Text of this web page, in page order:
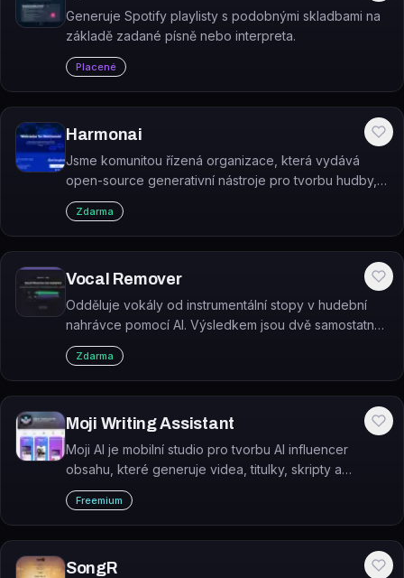
Generuje Spotify playlisty s podobnými skladbami na
základě zadané písně nebo interpreta.
Placené
Harmonai
Jsme komunitou řízená organizace, která vydává
open-source generativní nástroje pro tvorbu hudby,
aby byla pro všechny přístupnější a zábavnější.
Zdarma
Vocal Remover
Odděluje vokály od instrumentální stopy v hudební
nahrávce pomocí AI. Výsledkem jsou dvě samostatné
stopy – karaoke verze (bez zpěvu) a acapella verze
(pouze zpěv).
Zdarma
Moji Writing Assistant
Moji AI je mobilní studio pro tvorbu AI influencer
obsahu, které generuje videa, titulky, skripty a
brandové materiály bez nutnosti natáčet se.
Freemium
SongR